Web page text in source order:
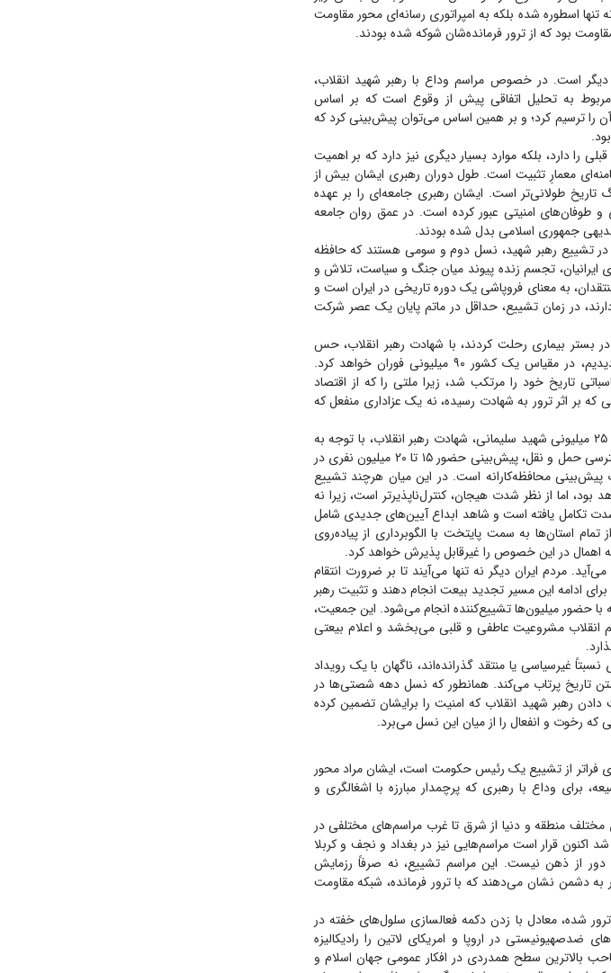
اسطوره شده بلکه به امپراتوری رسانه‌ای محور مقاومت
بود که از ترور فرمانده‌شان شوکه شده بودند.
است. در خصوص مراسم وداع با رهبر شهید انقلاب،
به تحلیل اتفاقی پیش از وقوع است که بر اساس
را ترسیم کرد؛ و بر همین اساس می‌توان پیش‌بینی کرد که
را دارد، بلکه موارد بسیار دیگری نیز دارد که بر اهمیت
خامنه‌ای معمارِ تثبیت است. طول دوران رهبری ایشان بیش از
تاریخ طولانی‌تر است. ایشان رهبری جامعه‌ای را بر عهده
طوفان‌های امنیتی عبور کرده است. در عمق روان جامعه
جمهوری اسلامی بدل شده بودند.
در تشییع رهبر شهید، نسل دوم و سومی هستند که حافظه
ایرانیان، تجسم زنده پیوند میان جنگ و سیاست، تلاش و
به معنای فروپاشی یک دوره تاریخی در ایران است و
در زمان تشییع، حداقل در ماتم پایان یک عصر شرکت
به مرگ طبیعی و در بستر بیماری رحلت کردند، با شهادت رهبر انقلاب، حس
مظلومیت و انتقام‌خواهی که در تشییع شهید سلیمانی دیدیم، در مقیاس یک کشور ۹۰ میلیونی فوران خواهد کرد.
تاریخ خود را مرتکب شد، زیرا ملتی را که از اقتصاد
که بر اثر ترور به شهادت رسیده، نه یک عزاداری منفعل که
در این شرایط با نگاهی به تشییع ۱۰ میلیونی امام راحل و ۲۵ میلیونی شهید سلیمانی، شهادت رهبر انقلاب، با توجه به
ضریب نفوذ رسانه‌ای، افزایش جمعیت ایران و قابلیت دسترسی حمل و نقل، پیش‌بینی حضور ۱۵ تا ۲۰ میلیون نفری در
محافظه‌کارانه است. در این میان هرچند تشییع
انقلاب آگاهانه و سازمان‌یافته‌تر از سال ۶۸ خواهد بود، اما از نظر شدت هیجان، کنترل‌ناپذیرتر است، زیرا نه
در این ۳۵ سال در ایران به شدت تکامل یافته است و شاهد ابداع آیین‌های جدیدی شامل
استان‌ها به سمت پایتخت با الگوبرداری از پیاده‌روی
اهمال در این خصوص را غیرقابل پذیرش خواهد کرد.
مردم ایران دیگر نه تنها می‌آیند تا بر ضرورت انتقام
برای ادامه این مسیر تجدید بیعت انجام دهند و تثبیت رهبر
با حضور میلیون‌ها تشییع‌کننده انجام می‌شود. این جمعیت،
انقلاب مشروعیت عاطفی و قلبی می‌بخشد و اعلام بیعتی
غیرسیاسی یا منتقد گذرانده‌اند، ناگهان با یک رویداد
تاریخ پرتاب می‌کند. همانطور که نسل دهه شصتی‌ها در
رهبر شهید انقلاب که امنیت را برایشان تضمین کرده
که رخوت و انفعال را از میان این نسل می‌برد.
فراتر از تشییع یک رئیس حکومت است، ایشان مراد محور
وداع با رهبری که پرچمدار مبارزه با اشغالگری و
منطقه و دنیا از شرق تا غرب مراسم‌های مختلفی در
شد اکنون قرار است مراسم‌هایی نیز در بغداد و نجف و کربلا
دور از ذهن نیست. این مراسم تشییع، نه صرفاً رزمایش
دشمن نشان می‌دهند که با ترور فرمانده، شبکه مقاومت
شده، معادل با زدن دکمه فعالسازی سلول‌های خفته در
در اروپا و امریکای لاتین را رادیکالیزه
بالاترین سطح همدردی در افکار عمومی جهان اسلام و